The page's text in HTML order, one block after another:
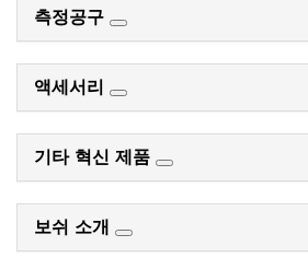
측정공구
액세서리
기타 혁신 제품
보쉬 소개